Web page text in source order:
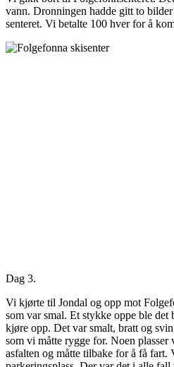
vann. Dronningen hadde gitt to
senteret. Vi betalte 100 hver for å
Dag 3.
Vi kjørte til Jondal og opp mot
som var smal. Et stykke oppe ble
kjøre opp. Det var smalt, bratt og
som vi måtte rygge for. Noen plasser
asfalten og måtte tilbake for å få fart.